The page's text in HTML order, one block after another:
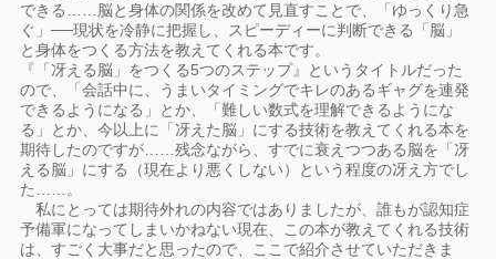
できる……脳と身体の関係を改めて見直すことで、「ゆっくり急
ぐ」──現状を冷静に把握し、スピーディーに判断できる「脳」
と身体をつくる方法を教えてくれる本です。
『「冴える脳」をつくる5つのステップ』というタイトルだった
ので、「会話中に、うまいタイミングでキレのあるギャグを連発
できるようになる」とか、「難しい数式を理解できるようにな
る」とか、今以上に「冴えた脳」にする技術を教えてくれる本を
期待したのですが……残念ながら、すでに衰えつつある脳を「冴
える脳」にする（現在より悪くしない）という程度の冴え方でし
た……。
私にとっては期待外れの内容ではありましたが、誰もが認知症
予備軍になってしまいかねない現在、この本が教えてくれる技術
は、すごく大事だと思ったので、ここで紹介させていただきま